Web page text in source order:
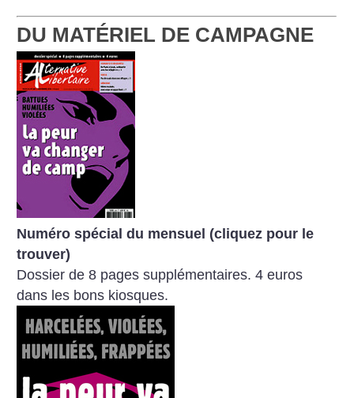
DU MATÉRIEL DE CAMPAGNE
Numéro spécial du mensuel (cliquez pour le
trouver)
Dossier de 8 pages supplémentaires. 4 euros
dans les bons kiosques.